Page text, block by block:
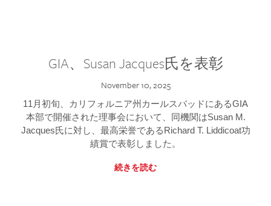
GIA、Susan Jacques氏を表彰
November 10, 2025
11月初旬、カリフォルニア州カールスバッドにあるGIA
本部で開催された理事会において、同機関はSusan M.
Jacques氏に対し、最高栄誉であるRichard T. Liddicoat功
績賞で表彰しました。
続きを読む